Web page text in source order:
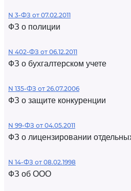
N 3-ФЗ от 07.02.2011
ФЗ о полиции
N 402-ФЗ от 06.12.2011
ФЗ о бухгалтерском учете
N 135-ФЗ от 26.07.2006
ФЗ о защите конкуренции
N 99-ФЗ от 04.05.2011
ФЗ о лицензировании
N 14-ФЗ от 08.02.1998
ФЗ об ООО